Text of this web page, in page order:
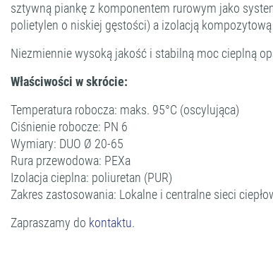
sztywną piankę z komponentem rurowym jako
polietylen o niskiej gęstości) a izolacją
Niezmiennie wysoką jakość i stabilną moc cieplną
Właściwości w skrócie:
Temperatura robocza: maks. 95°C (oscylująca)
Ciśnienie robocze: PN 6
Wymiary: DUO Ø 20-65
Rura przewodowa: PEXa
Izolacja cieplna: poliuretan (PUR)
Zakres zastosowania: Lokalne i centralne sieci
Zapraszamy do kontaktu.